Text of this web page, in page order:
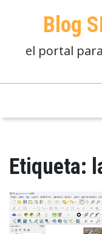
Blog
el portal
Etiqueta: